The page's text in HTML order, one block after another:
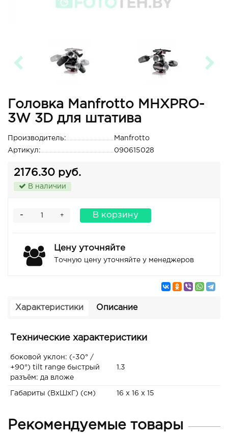
Головка Manfrotto MHXPRO-
3W 3D для штатива
Производитель:
Manfrotto
Артикул:
090615028
2176.30 руб.
В наличии
+
- В корзину
Цену уточняйте
Точную цену уточняйте у менеджеров
Характеристики Описание
Технические характеристики
боковой уклон: (-30° /
+90°) tilt range быстрый
разъём: да вложе
1.3
Габариты (ВxШxГ) (см) 16 x 16 x 15
Рекомендуемые товары